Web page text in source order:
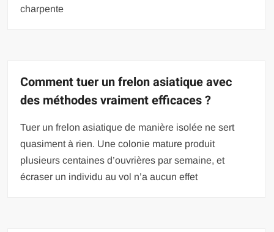
charpente
Comment tuer un frelon asiatique avec
des méthodes vraiment efficaces ?
Tuer un frelon asiatique de manière isolée ne sert
quasiment à rien. Une colonie mature produit
plusieurs centaines d’ouvrières par semaine, et
écraser un individu au vol n’a aucun effet